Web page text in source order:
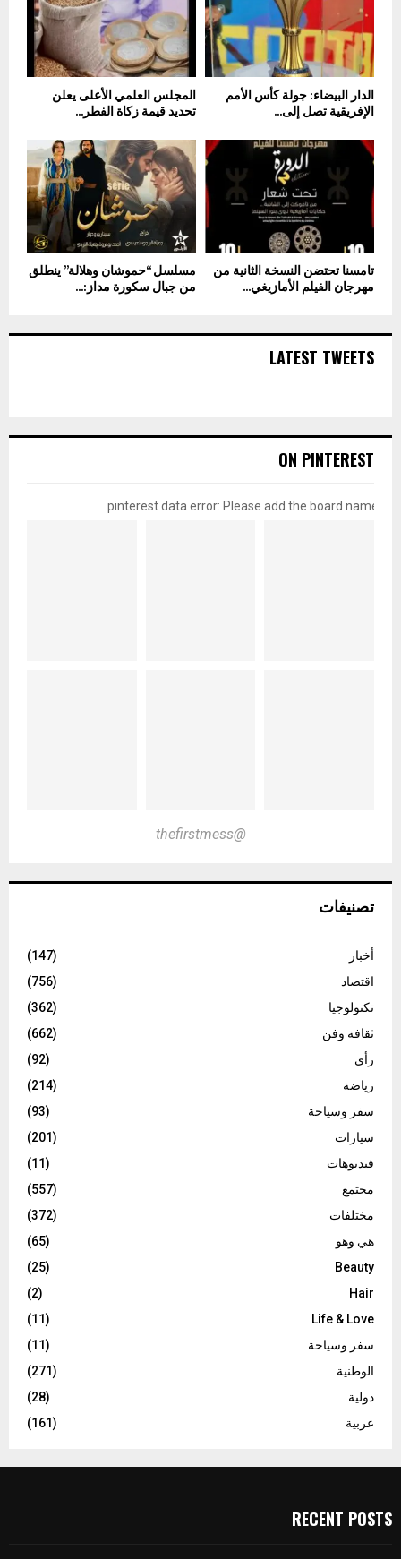
المجلس العلمي الأعلى يعلن
تحديد قيمة زكاة الفطر...
الدار البيضاء: جولة كأس الأمم
الإفريقية تصل إلى...
مسلسل “حموشان وهلالة” ينطلق
من جبال سكورة مداز:...
تامسنا تحتضن النسخة الثانية من
مهرجان الفيلم الأمازيغي...
LATEST TWEETS
ON PINTEREST
pinterest data error: Please add the board name
@thefirstmess
تصنيفات
أخبار
(147)
اقتصاد
(756)
تكنولوجيا
(362)
ثقافة وفن
(662)
رأي
(92)
رياضة
(214)
سفر وسياحة
(93)
سيارات
(201)
فيديوهات
(11)
مجتمع
(557)
مختلفات
(372)
هي وهو
(65)
Beauty
(25)
Hair
(2)
Life & Love
(11)
سفر وسياحة
(11)
الوطنية
(271)
دولية
(28)
عربية
(161)
RECENT POSTS